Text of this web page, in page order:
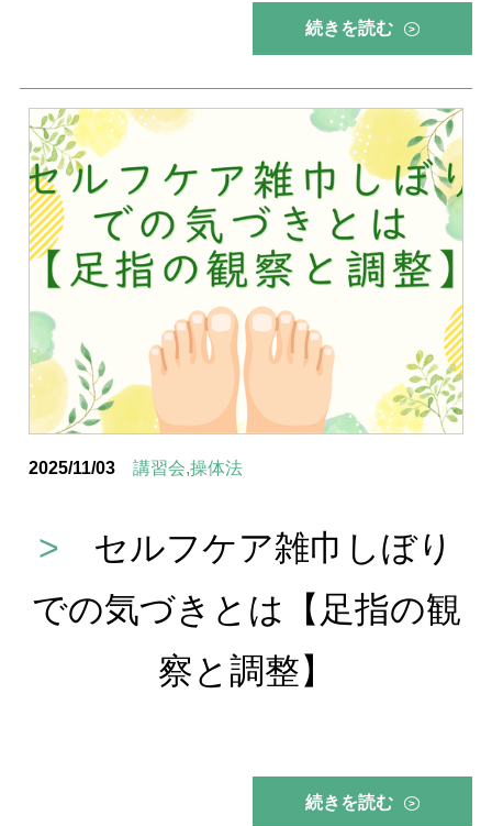
続きを読む >
2025/11/03 講習会,操体法
>
セルフケア雑巾しぼり
での気づきとは【足指の観
察と調整】
続きを読む >